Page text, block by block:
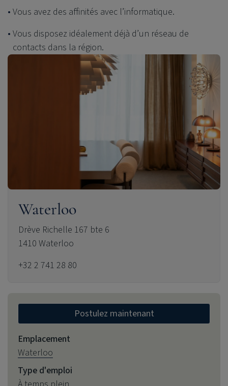
Vous avez des affinités avec l’informatique.
Vous disposez idéalement déjà d’un réseau de
contacts dans la région.
Waterloo
Drève Richelle 167 bte 6
1410 Waterloo
+32 2 741 28 80
Postulez maintenant
Emplacement
Waterloo
Type d'emploi